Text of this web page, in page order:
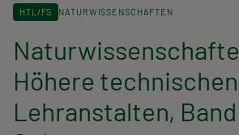
d
n
a
v
HTL/FS NATURWISSENSCHAFTEN
Höhere technischen
Lehranstalten, Band